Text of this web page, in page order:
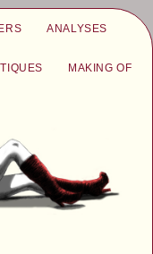
ANALYSES
MAKING OF